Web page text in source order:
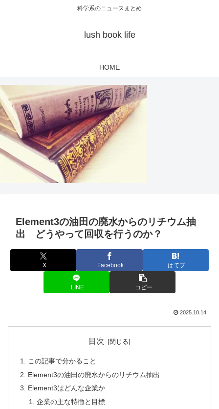
科学系のニュースまとめ
lush book life
HOME
Element3の油田の廃水からのリチウム抽
出 どうやって回収を行うのか？
X Facebook はてブ
LINE コピー
2025.10.14
目次
この記事で分かること
Element3の油田の廃水からのリチウム抽出
Element3はどんな企業か
企業の主な特徴と目標